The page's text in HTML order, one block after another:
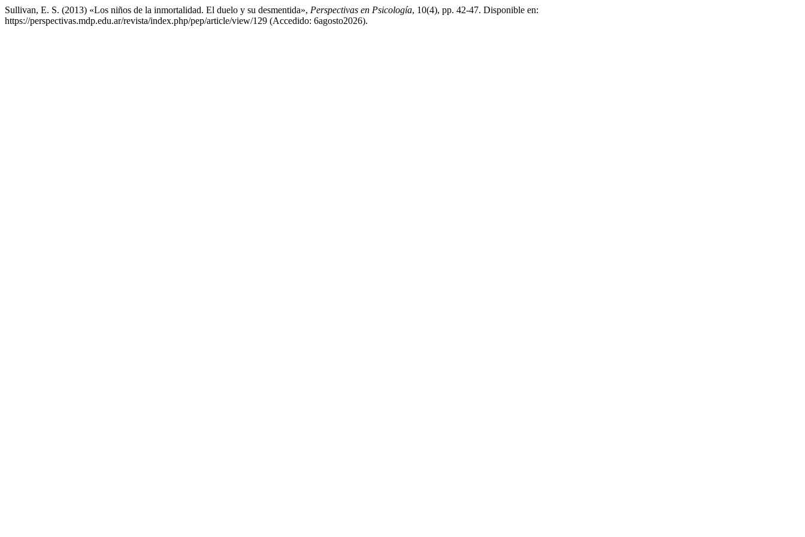
Sullivan, E. S. (2013) «Los niños de la inmortalidad. El duelo y su desmentida», Perspectivas en Psicología, 10(4), pp. 42-47. Disponible en:
https://perspectivas.mdp.edu.ar/revista/index.php/pep/article/view/129 (Accedido: 6agosto2026).